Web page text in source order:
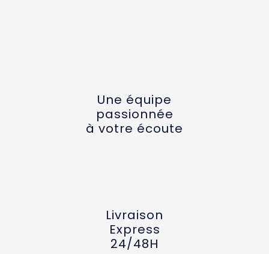
Une équipe
passionnée
à votre écoute
Livraison
Express
24/48H